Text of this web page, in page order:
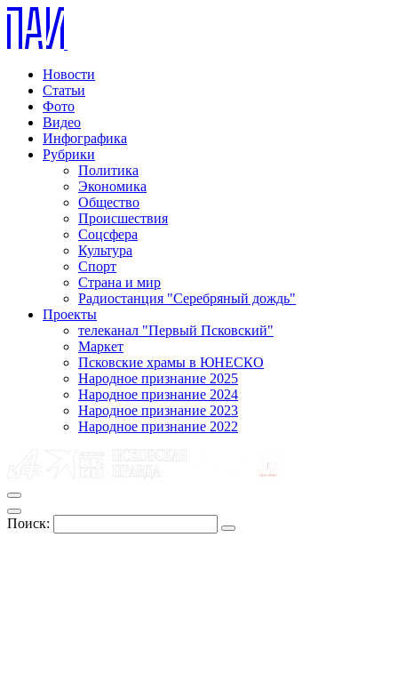
Новости
Статьи
Фото
Видео
Инфографика
Рубрики
Политика
Экономика
Общество
Происшествия
Соцсфера
Культура
Спорт
Страна и мир
Радиостанция "Серебряный дождь"
Проекты
телеканал "Первый Псковский"
Маркет
Псковские храмы в ЮНЕСКО
Народное признание 2025
Народное признание 2024
Народное признание 2023
Народное признание 2022
Поиск: